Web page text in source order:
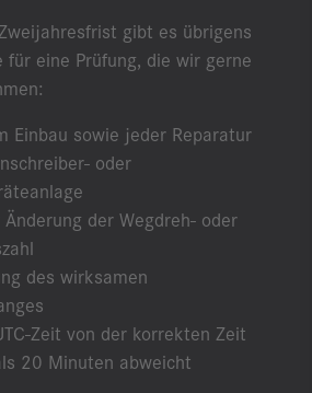
gibt es übrigens
für eine Prüfung, die wir gerne
Einbau sowie jeder Reparatur
oder
der Wegdreh- oder
des wirksamen
Zeit von der korrekten Zeit
20 Minuten abweicht